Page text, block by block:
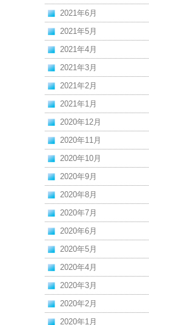
2021年6月
2021年5月
2021年4月
2021年3月
2021年2月
2021年1月
2020年12月
2020年11月
2020年10月
2020年9月
2020年8月
2020年7月
2020年6月
2020年5月
2020年4月
2020年3月
2020年2月
2020年1月